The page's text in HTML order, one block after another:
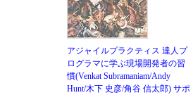
アジャイルプラクティス 達人プ
ログラマに学ぶ現場開発者の習
慣(Venkat Subramaniam/Andy
Hunt/木下 史彦/角谷 信太郎) サポ